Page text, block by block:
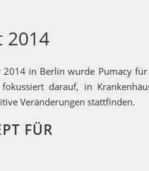
2014
in Berlin wurde Pumacy für
darauf, in
Veränderungen stattfinden.
FÜR